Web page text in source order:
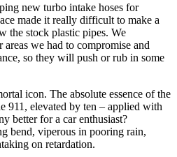
new turbo intake hoses for
made it really difficult to make a
the stock plastic pipes. We
areas we had to compromise and
so they will push or rub in some
icon. The absolute essence of the
911, elevated by ten – applied with
better for a car enthusiast?
bend, viperous in pooring rain,
on retardation.